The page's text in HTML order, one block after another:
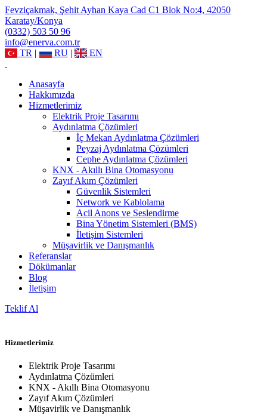
Fevziçakmak, Şehit Ayhan Kaya Cad C1 Blok No:4, 42050
Karatay/Konya
(0332) 503 50 96
info@enerva.com.tr
TR | RU | EN
Anasayfa
Hakkımızda
Hizmetlerimiz
Elektrik Proje Tasarımı
Aydınlatma Çözümleri
İç Mekan Aydınlatma Çözümleri
Peyzaj Aydınlatma Çözümleri
Cephe Aydınlatma Çözümleri
KNX - Akıllı Bina Otomasyonu
Zayıf Akım Çözümleri
Güvenlik Sistemleri
Network ve Kablolama
Acil Anons ve Seslendirme
Bina Yönetim Sistemleri (BMS)
İletişim Sistemleri
Müşavirlik ve Danışmanlık
Referanslar
Dökümanlar
Blog
İletişim
Teklif Al
Hizmetlerimiz
Elektrik Proje Tasarımı
Aydınlatma Çözümleri
KNX - Akıllı Bina Otomasyonu
Zayıf Akım Çözümleri
Müşavirlik ve Danışmanlık